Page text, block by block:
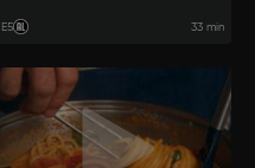
E5 33 min